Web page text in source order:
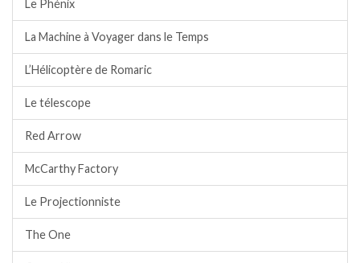
Le Phénix
La Machine à Voyager dans le Temps
L’Hélicoptère de Romaric
Le télescope
Red Arrow
McCarthy Factory
Le Projectionniste
The One